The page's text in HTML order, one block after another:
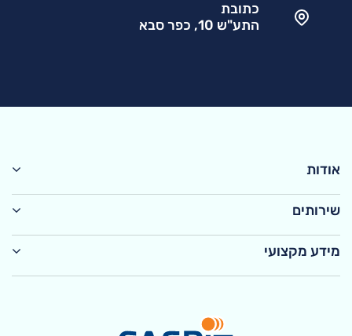
כתובת
התע"ש 10, כפר סבא
אודות
שירותים
מידע מקצועי